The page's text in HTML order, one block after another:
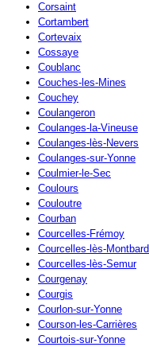
Corsaint
Cortambert
Cortevaix
Cossaye
Coublanc
Couches-les-Mines
Couchey
Coulangeron
Coulanges-la-Vineuse
Coulanges-lès-Nevers
Coulanges-sur-Yonne
Coulmier-le-Sec
Coulours
Couloutre
Courban
Courcelles-Frémoy
Courcelles-lès-Montbard
Courcelles-lès-Semur
Courgenay
Courgis
Courlon-sur-Yonne
Courson-les-Carrières
Courtois-sur-Yonne